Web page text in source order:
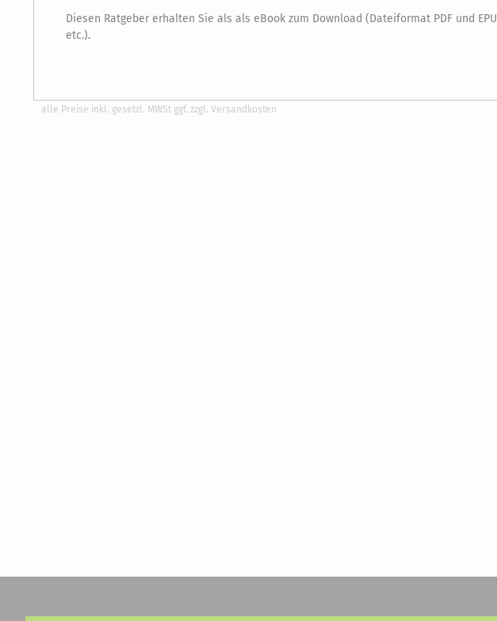
Diesen Ratgeber erhalten Sie als als eBook zum Download (Dateiformat PDF und
etc.).
alle Preise inkl. gesetzl. MWSt ggf. zzgl. Versandkosten